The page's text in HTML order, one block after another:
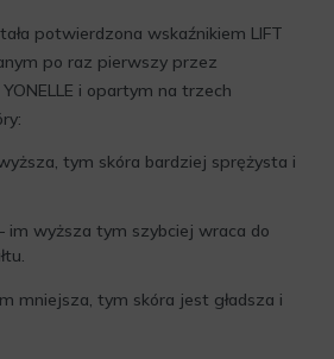
potwierdzona wskaźnikiem LIFT
po raz pierwszy przez
i opartym na trzech
tym skóra bardziej sprężysta i
im wyższa tym szybciej wraca do
mniejsza, tym skóra jest gładsza i